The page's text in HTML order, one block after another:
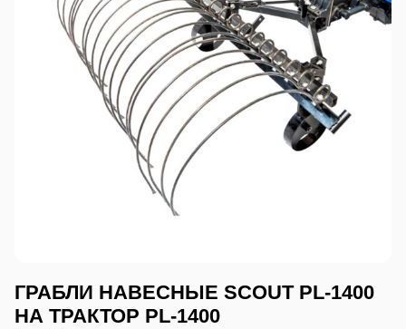
ГРАБЛИ НАВЕСНЫЕ SCOUT PL-1400
НА ТРАКТОР PL-1400